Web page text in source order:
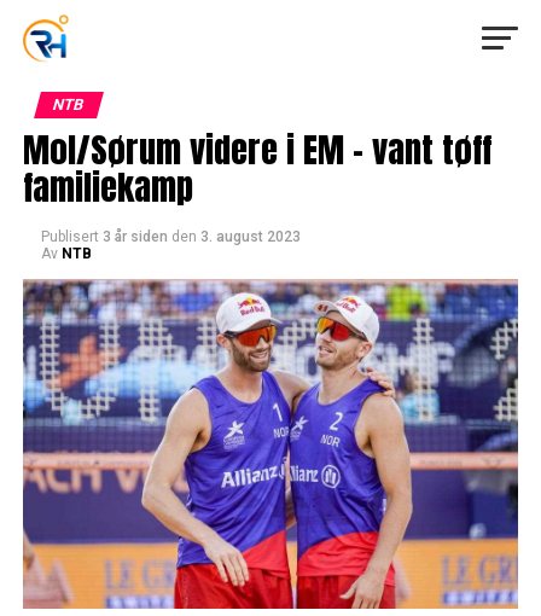
NTB
Mol/Sørum videre i EM – vant tøff
familiekamp
Publisert 3 år siden den 3. august 2023
Av NTB